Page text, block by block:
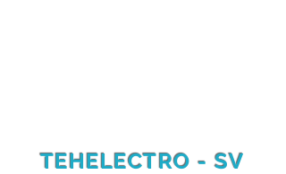
TEHELECTRO - SV